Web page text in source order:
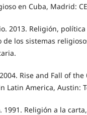
en Cuba, Madrid:
2013. Religión,
los sistemas
Rise and Fall of the
Latin America, Austin:
1991. Religión a la